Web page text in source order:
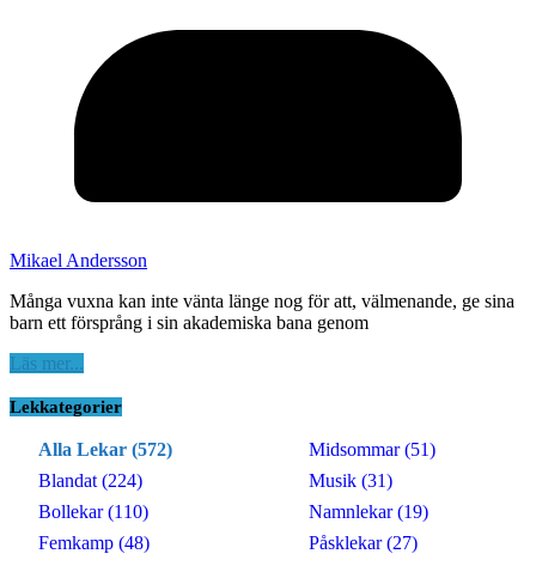
Mikael Andersson
Många vuxna kan inte vänta länge nog för att, välmenande, ge sina
barn ett försprång i sin akademiska bana genom
Läs mer...
Lekkategorier
Alla Lekar (572)
Blandat (224)
Bollekar (110)
Femkamp (48)
Midsommar (51)
Musik (31)
Namnlekar (19)
Påsklekar (27)